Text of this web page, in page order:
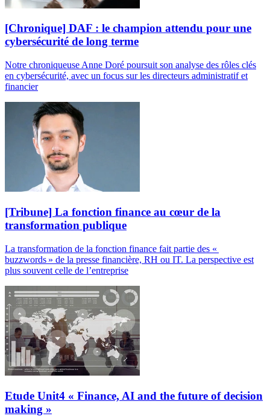
[Chronique] DAF : le champion attendu pour une
cybersécurité de long terme
Notre chroniqueuse Anne Doré poursuit son analyse des rôles clés
en cybersécurité, avec un focus sur les directeurs administratif et
financier
[Tribune] La fonction finance au cœur de la
transformation publique
La transformation de la fonction finance fait partie des «
buzzwords » de la presse financière, RH ou IT. La perspective est
plus souvent celle de l’entreprise
Etude Unit4 « Finance, AI and the future of decision
making »